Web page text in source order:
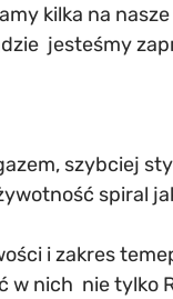
kilka na
jesteśmy
szybciej
spiral
i zakres
w nich  nie tylko